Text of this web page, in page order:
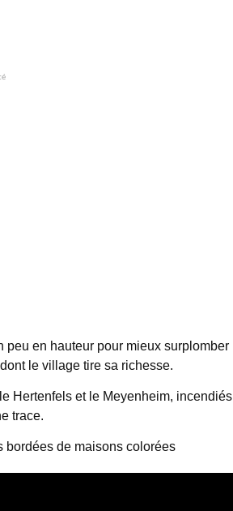
peu en hauteur pour mieux surplomber
le village tire sa richesse.
Hertenfels et le Meyenheim, incendiés
trace.
bordées de maisons colorées